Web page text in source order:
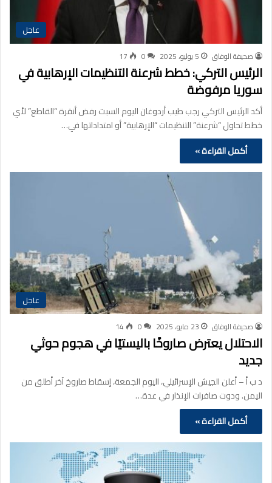
عاجل
صحيفة الوفاق 5 يوليو، 2025 0
17
الرئيس التركي: خطط شرعنة التنظيمات الإرهابية في
سوريا مرفوضة
أكد الرئيس التركي رجب طيب أردوغان اليوم السبت رفض أنقرة “القاطع” لأي
خطط تحاول “شرعنة” التنظيمات “الإرهابية” أو امتداداتها في…
أكمل القراءة »
عاجل
صحيفة الوفاق 23 مايو، 2025 0
14
الاحتلال يعترض صاروخًا باليستيًا في هجوم حوثي
جديد
د ب أ – أعلن الجيش الإسرائيلي، اليوم الجمعة، إسقاط صاروخ آخر أطلق من
اليمن. ودوت صافرات الإنذار في عدة…
أكمل القراءة »